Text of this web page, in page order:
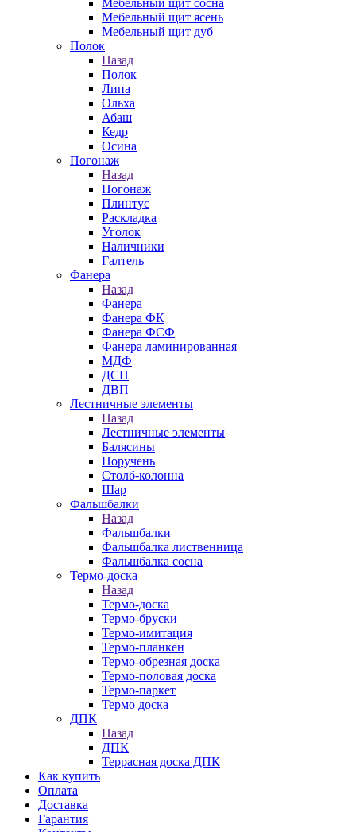
Мебельный щит сосна
Мебельный щит ясень
Мебельный щит дуб
Полок
Назад
Полок
Липа
Ольха
Абаш
Кедр
Осина
Погонаж
Назад
Погонаж
Плинтус
Раскладка
Уголок
Наличники
Галтель
Фанера
Назад
Фанера
Фанера ФК
Фанера ФСФ
Фанера ламинированная
МДФ
ДСП
ДВП
Лестничные элементы
Назад
Лестничные элементы
Балясины
Поручень
Столб-колонна
Шар
Фальшбалки
Назад
Фальшбалки
Фальшбалка лиственница
Фальшбалка сосна
Термо-доска
Назад
Термо-доска
Термо-бруски
Термо-имитация
Термо-планкен
Термо-обрезная доска
Термо-половая доска
Термо-паркет
Термо доска
ДПК
Назад
ДПК
Террасная доска ДПК
Как купить
Оплата
Доставка
Гарантия